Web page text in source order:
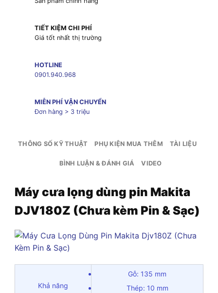
TIẾT KIỆM CHI PHÍ
Giá tốt nhất thị trường
HOTLINE
0901.940.968
MIỄN PHÍ VẬN CHUYỂN
Đơn hàng > 3 triệu
THÔNG SỐ KỸ THUẬT PHỤ KIỆN MUA THÊM TÀI LIỆU
BÌNH LUẬN & ĐÁNH GIÁ VIDEO
Máy cưa lọng dùng pin Makita
DJV180Z (Chưa kèm Pin & Sạc)
Khả năng
Gỗ: 135 mm
Thép: 10 mm